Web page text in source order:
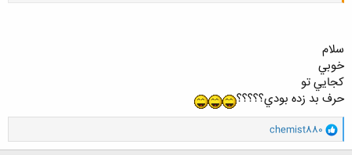
سلام
خوبي
كجايي تو
حرف بد زده بودي؟؟؟؟؟
و
ا
chemist880